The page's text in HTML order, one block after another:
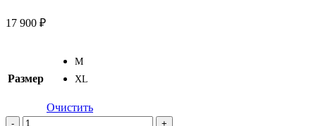
17 900 ₽
Размер
M
XL
Очистить
Количество